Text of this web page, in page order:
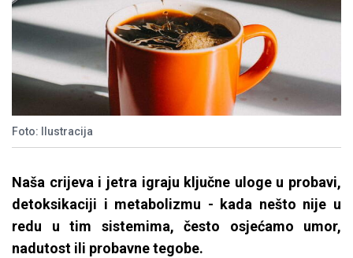
Foto: Ilustracija
Naša crijeva i jetra igraju ključne uloge u probavi,
detoksikaciji i metabolizmu - kada nešto nije u
redu u tim sistemima, često osjećamo umor,
nadutost ili probavne tegobe.